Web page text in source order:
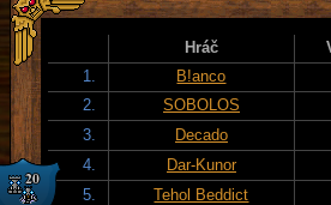
Hráč
1.
B!anco
2.
SOBOLOS
3.
Decado
4.
Dar-Kunor
5.
Tehol Beddict